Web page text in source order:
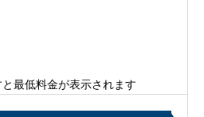
最低料金が表示されます